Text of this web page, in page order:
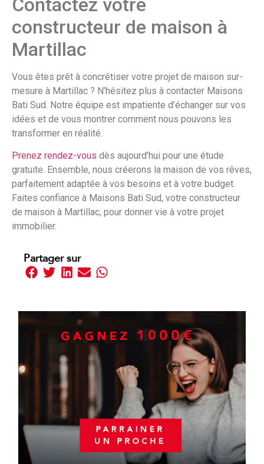
constructeur de maison à
Martillac
Vous êtes prêt à concrétiser votre projet de maison sur-
mesure à Martillac ? N’hésitez plus à contacter Maisons
Bati Sud. Notre équipe est impatiente d’échanger sur vos
idées et de vous montrer comment nous pouvons les
transformer en réalité.
Prenez rendez-vous dès aujourd’hui pour une étude
gratuite. Ensemble, nous créerons la maison de vos rêves,
parfaitement adaptée à vos besoins et à votre budget.
Faites confiance à Maisons Bati Sud, votre constructeur
de maison à Martillac, pour donner vie à votre projet
immobilier.
Partager sur